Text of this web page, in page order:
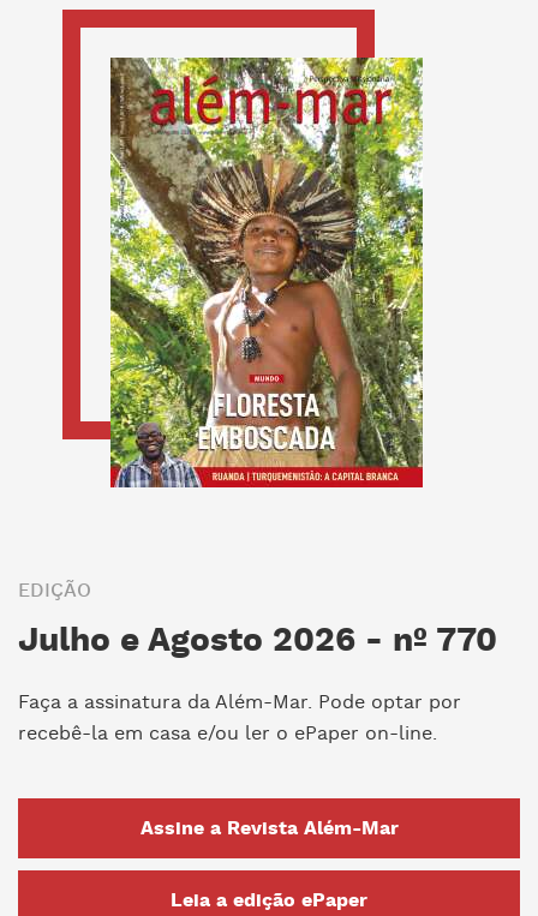
EDIÇÃO
Julho e Agosto 2026 - nº 770
Faça a assinatura da Além-Mar. Pode optar por
recebê-la em casa e/ou ler o ePaper on-line.
Assine a Revista Além-Mar
Leia a edição ePaper